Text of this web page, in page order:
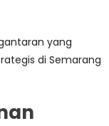
yang
di Semarang